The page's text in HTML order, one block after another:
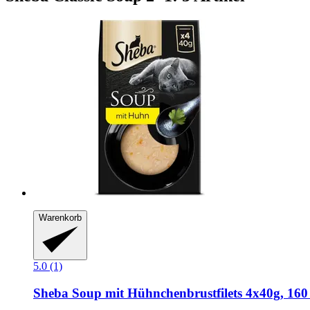
Warenkorb
5.0 (1)
Sheba Soup mit Hühnchenbrustfilets 4x40g,